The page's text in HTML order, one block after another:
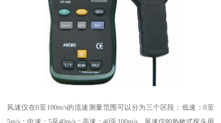
风速仪在0至100m/s的流速测量范围可以分为三个区段：低速：0至
5m/s；中速：5至40m/s；高速：40至100m/s。风速仪的热敏式探头用